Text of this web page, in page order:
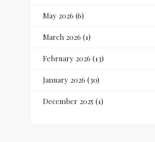
May 2026 (6)
March 2026 (1)
February 2026 (13)
January 2026 (30)
December 2025 (1)